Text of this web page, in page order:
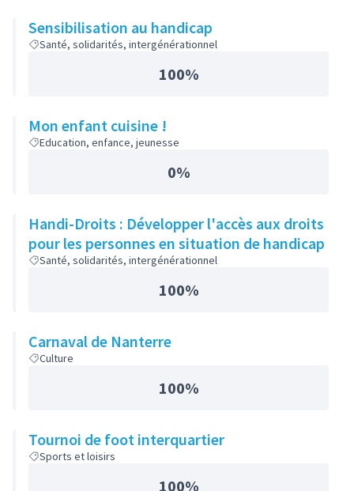
Sensibilisation au handicap
Santé, solidarités, intergénérationnel
100%
Mon enfant cuisine !
Education, enfance, jeunesse
0%
Handi-Droits : Développer l'accès aux droits
pour les personnes en situation de handicap
Santé, solidarités, intergénérationnel
100%
Carnaval de Nanterre
Culture
100%
Tournoi de foot interquartier
Sports et loisirs
100%